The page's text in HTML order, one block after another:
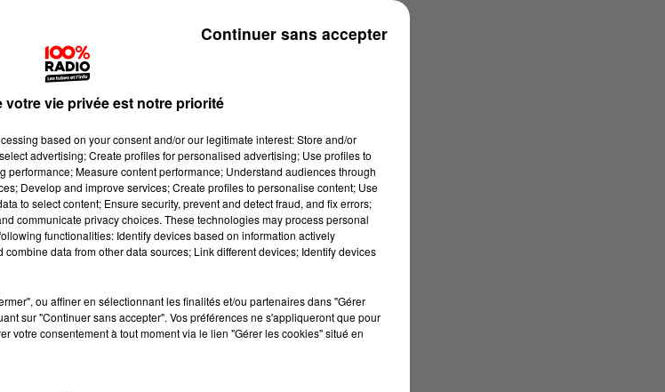
votre vie privée est notre priorité
based on your consent and/or our legitimate interest: Store and/or
advertising; Create profiles for personalised advertising; Use profiles to
Measure content performance; Understand audiences through
Develop and improve services; Create profiles to personalise content; Use
to select content; Ensure security, prevent and detect fraud, and fix errors;
communicate privacy choices. These technologies may process personal
functionalities: Identify devices based on information actively
data from other data sources; Link different devices; Identify devices
ou affiner en sélectionnant les finalités et/ou partenaires dans "Gérer
sur "Continuer sans accepter". Vos préférences ne s'appliqueront que pour
votre consentement à tout moment via le lien "Gérer les cookies" situé en
Continuer sans accepter